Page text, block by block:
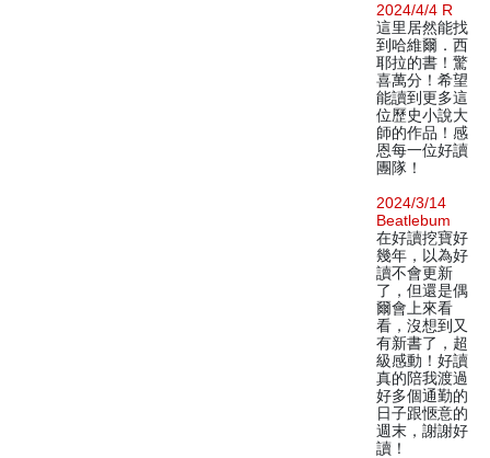
2024/4/4 R
這里居然能找
到哈維爾．西
耶拉的書！驚
喜萬分！希望
能讀到更多這
位歷史小說大
師的作品！感
恩每一位好讀
團隊！
2024/3/14
Beatlebum
在好讀挖寶好
幾年，以為好
讀不會更新
了，但還是偶
爾會上來看
看，沒想到又
有新書了，超
級感動！好讀
真的陪我渡過
好多個通勤的
日子跟愜意的
週末，謝謝好
讀！